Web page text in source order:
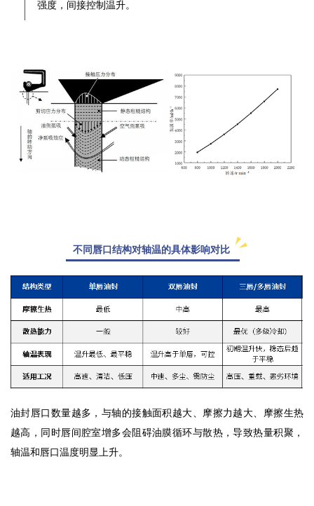
强度 ，间接控制温升。
不同唇口结构对轴温的具体影响对比
油封唇口数量越多，与轴的接触面积越大、摩擦力越大、摩擦生热
越高，同时唇间腔室增多会阻碍油膜循环与散热，导致热量积聚，
轴温和唇口温度明显上升。